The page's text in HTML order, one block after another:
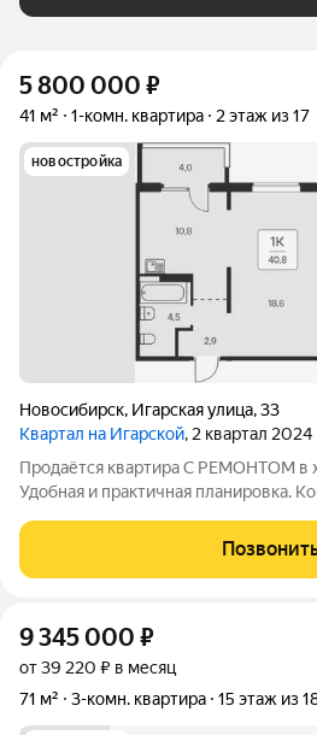
5 800 000 ₽
41 м² 1-комн. квартира 2 этаж из 17
новостройка
Новосибирск, Игарская улица,33
Квартал на Игарской, 2 квартал 2024
Продаётся квартира С РЕМОНТОМ в
Удобная и практичная планировка.
Рядом расположены школа, садик и
доступности). Подходит под все виды
9 345 000 ₽
от 39 220 ₽ в месяц
71 м²
3-комн. квартира 15 этаж из